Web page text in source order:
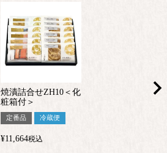
焼漬詰合せZH10＜化
粧箱付＞
定番品 冷蔵便
¥11,664税込